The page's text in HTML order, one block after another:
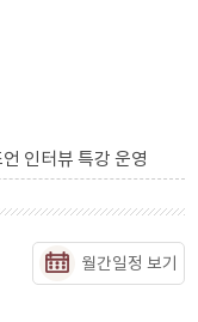
인터뷰 특강 운영
월간일정 보기